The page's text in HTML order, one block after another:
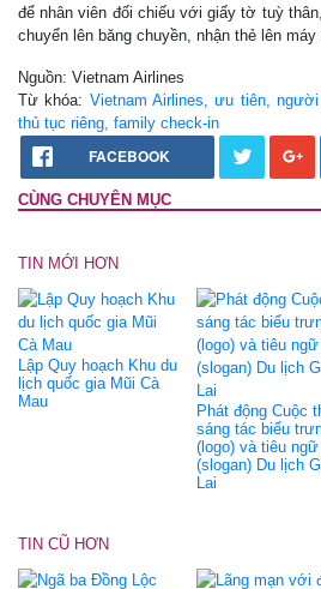
để nhân viên đối chiếu với giấy tờ tuỳ
chuyển lên băng chuyền, nhận thẻ lên máy
Nguồn: Vietnam Airlines
Từ khóa: Vietnam Airlines, ưu tiên,
thủ tục riêng, family check-in
FACEBOOK
CÙNG CHUYÊN MỤC
TIN MỚI HƠN
Lập Quy hoạch Khu du
lịch quốc gia Mũi Cà
Mau
Phát động Cuộc
sáng tác biểu
(logo) và tiêu ngữ
(slogan) Du lịch
Lai
TIN CŨ HƠN